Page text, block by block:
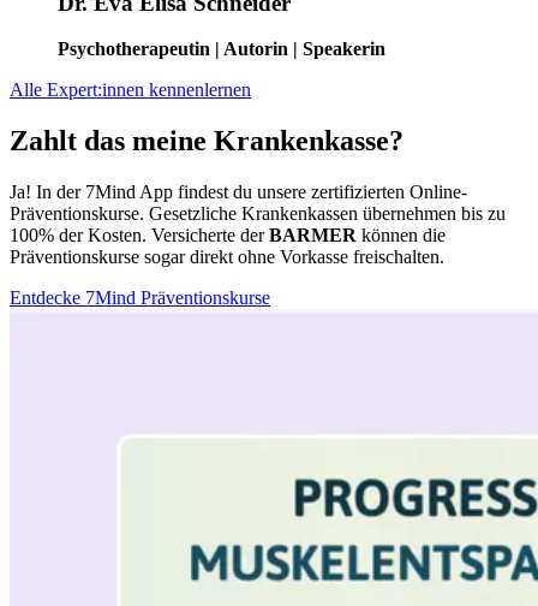
Psychotherapeutin | Autorin | Speakerin
Alle Expert:innen kennenlernen
Zahlt das meine Krankenkasse?
Ja! In der 7Mind App findest du unsere zertifizierten Online-
Präventionskurse. Gesetzliche Krankenkassen übernehmen bis zu
100% der Kosten. Versicherte derBARMER können die
Präventionskurse sogar direkt ohne Vorkasse freischalten.
Entdecke 7Mind Präventionskurse